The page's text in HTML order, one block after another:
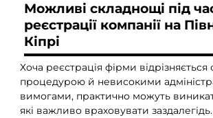
Можливі складнощі під
реєстрації компанії на
Кіпрі
Хоча реєстрація фірми
процедурою й невисокими
вимогами, практично можуть
які важливо враховувати